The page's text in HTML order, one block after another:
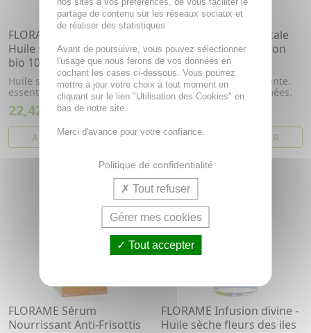
FLORAME Infusion divine -
Huile sèche fleurs des iles
bio 100ml
Huile sèche aux huiles
essentielles bio
22,42€
AJOUTER AU PANIER
FLORAME Huile végétale
vierge bio nigelle flacon
pompe 50ml
Huile de Nigelle. Apaisante.
Peaux sensibles et abîmées.
AJOUTER AU PANIER
FLORAME Sérum
Nourrissant Anti-Frisottis
FLORAME Infusion divine -
Huile sèche fleurs des iles
partage de contenu sur les réseaux sociaux et
de réaliser des statistiques
Avant de poursuivre, vous pouvez sélectionner
l'usage que nous ferons de vos données en
cochant les cases ci-dessous. Vous pourrez
mettre à jour votre choix à tout moment en
cliquant sur le lien "Utilisation des Cookies" en
bas de notre site.
Merci d'avance pour votre confiance.
Politique de confidentialité
Tout refuser
Gérer mes cookies
Tout accepter